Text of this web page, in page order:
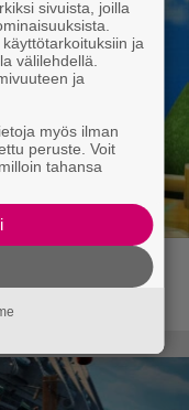
Galaxy on
sivuista, joilla
ja
välilehdellä.
ja
myös ilman
peruste. Voit
tahansa